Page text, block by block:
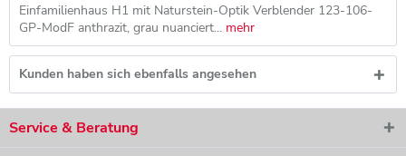
Einfamilienhaus H1 mit Naturstein-Optik Verblender 123-106-
GP-ModF anthrazit, grau nuanciert... mehr
Kunden haben sich ebenfalls angesehen
Service & Beratung